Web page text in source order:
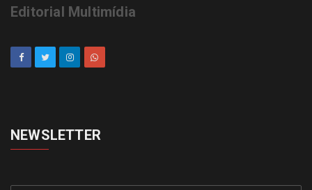
Editorial Multimídia
NEWSLETTER